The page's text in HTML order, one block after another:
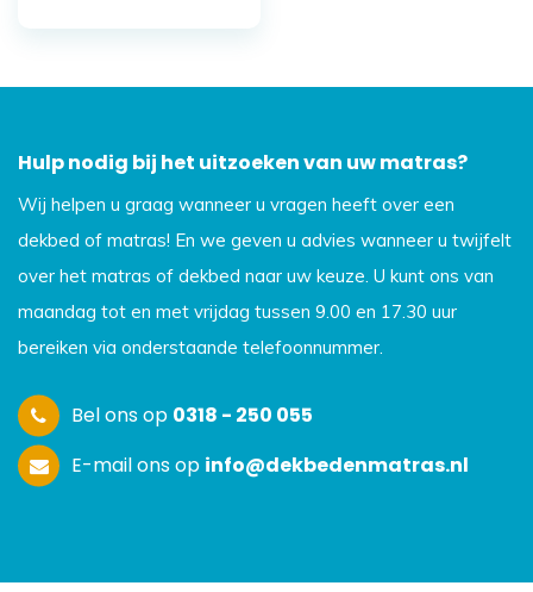
Hulp nodig bij het uitzoeken van uw matras?
Wij helpen u graag wanneer u vragen heeft over een
dekbed of matras! En we geven u advies wanneer u twijfelt
over het matras of dekbed naar uw keuze. U kunt ons van
maandag tot en met vrijdag tussen 9.00 en 17.30 uur
bereiken via onderstaande telefoonnummer.
Bel ons op 0318 - 250 055
E-mail ons op info@dekbedenmatras.nl